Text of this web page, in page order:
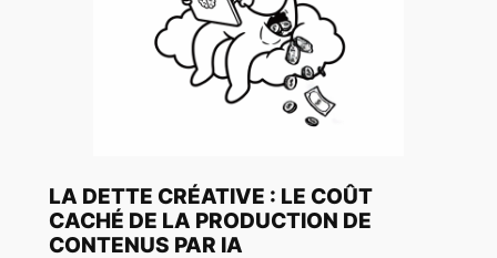
LA DETTE CRÉATIVE : LE COÛT
CACHÉ DE LA PRODUCTION DE
CONTENUS PAR IA